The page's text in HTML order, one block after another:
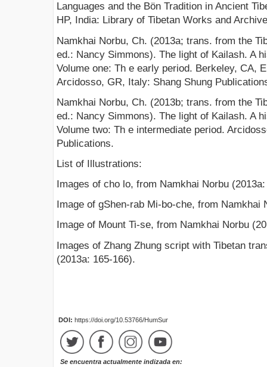
Languages and the Bön Tradition in Ancient
HP, India: Library of Tibetan Works and
Namkhai Norbu, Ch. (2013a; trans. from the
ed.: Nancy Simmons). The light of Kailash. A
Volume one: Th e early period. Berkeley, CA,
Arcidosso, GR, Italy: Shang Shung
Namkhai Norbu, Ch. (2013b; trans. from the
ed.: Nancy Simmons). The light of Kailash. A
Volume two: Th e intermediate period.
Publications.
List of Illustrations:
Images of cho lo, from Namkhai Norbu
Image of gShen-rab Mi-bo-che, from Namkhai
Image of Mount Ti-se, from Namkhai Norbu
Images of Zhang Zhung script with Tibetan
(2013a: 165-166).
DOI: https://doi.org/10.53766/HumSur
Se encuentra actualmente indizada en: